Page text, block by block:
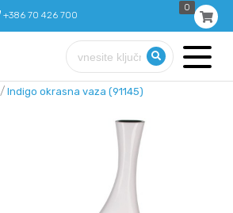
+386 70 426 700
0
/ Indigo okrasna vaza (91145)